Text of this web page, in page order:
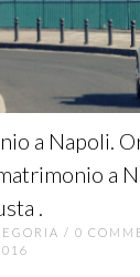
a Napoli.
a
.
/ 0